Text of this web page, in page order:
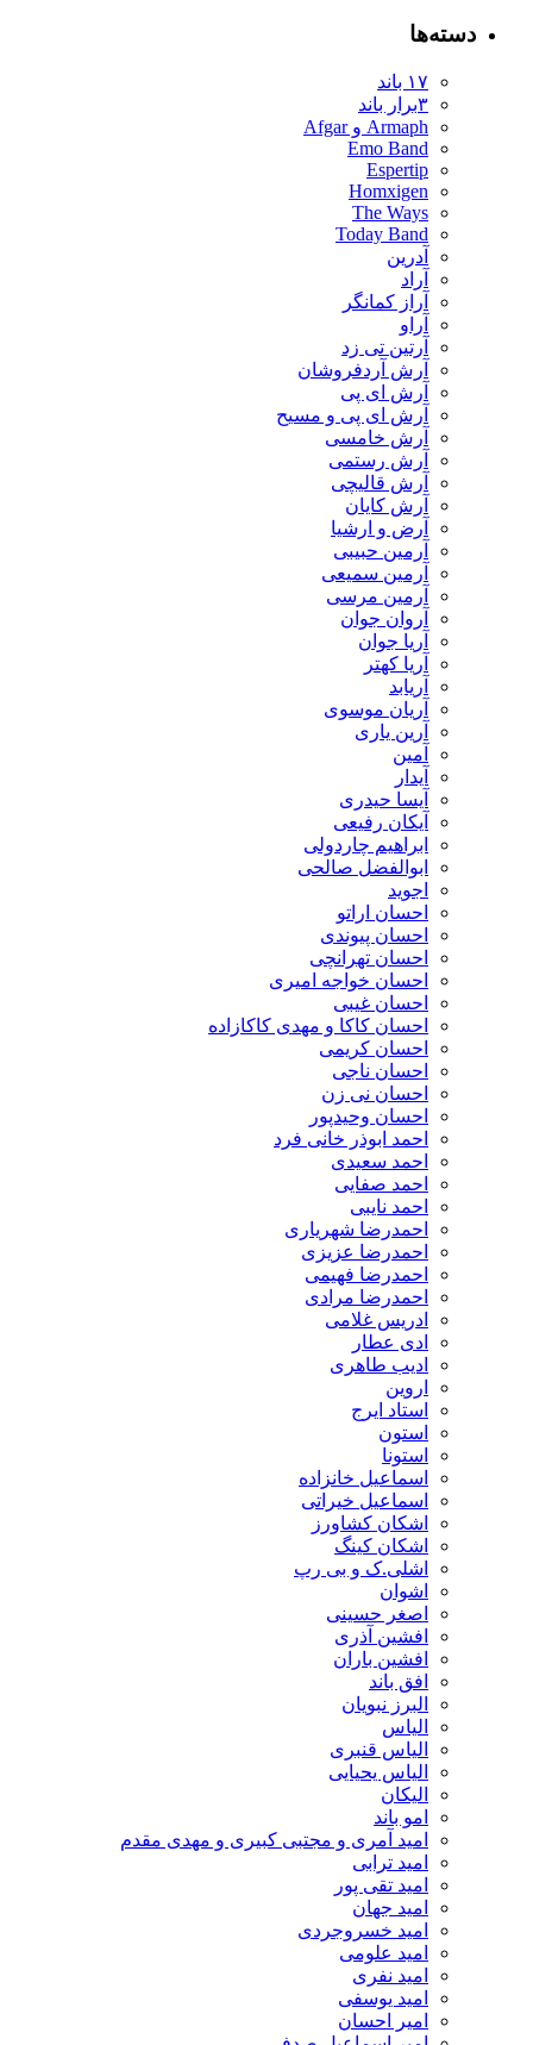
دسته‌ها
۱۷ باند
۳برار باند
Armaph و Afgar
Emo Band
Espertip
Homxigen
The Ways
Today Band
آدرین
آراد
آراز کمانگر
آراو
آرتین تی زد
آرش آردفروشان
آرش ای پی
آرش ای پی و مسیح
آرش خامسی
آرش رستمی
آرش قالیچی
آرش کایان
​آرض و ارشیا
آرمین حبیبی
آرمین سمیعی
آرمین مرسی
آروان جوان
آریا جوان
آریا کهتر
آریابد
آریان موسوی
آرین یاری
آمین
آیدار
آیسا حیدری
آیکان رفیعی
ابراهیم چاردولی
ابوالفضل صالحی
اجوید
احسان اراتو
احسان پیوندی
احسان تهرانچی
احسان خواجه امیری
احسان غیبی
احسان کاکا و مهدی کاکازاده
احسان کریمی
احسان ناجی
احسان نی زن
احسان وحیدپور
احمد ابوذر خانی فرد
احمد سعیدی
احمد صفایی
احمد نایبی
احمدرضا شهریاری
احمدرضا عزیزی
احمدرضا فهیمی
احمدرضا مرادی
ادریس غلامی
ادی عطار
ادیب طاهری
اروین
استاد ایرج
استون
استونا
اسماعیل خانزاده
اسماعیل خیراتی
اشکان کشاورز
اشکان کینگ
اشلی.ک و بی رپ
اشوان
اصغر حسینی
افشین آذری
افشین باران
افق باند
البرز نبویان
الیاس
الیاس قنبرى
الیاس یحیایی
الیکان
امو باند
امید آمری و مجتبی کبیری و مهدى مقدم
امید ترابی
امید تقی پور
امید جهان
امید خسروجردی
امید علومی
امید نفری
امید یوسفی
امیر احسان